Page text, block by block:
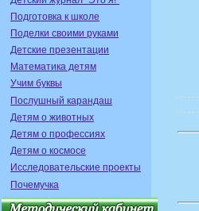
Подготовка к школе
Поделки своими руками
Детские презентации
Математика детям
Учим буквы
Послушный карандаш
Детям о животных
Детям о профессиях
Детям о космосе
Исследовательские проекты
Почемучка